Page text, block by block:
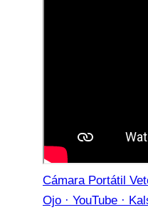
Cámara Portátil
Ojo · YouTube ·